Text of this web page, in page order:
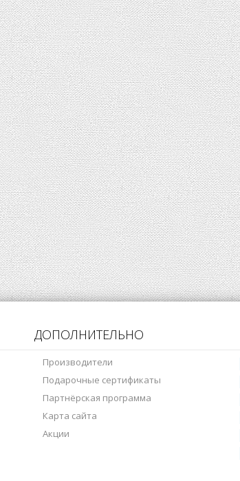
ДОПОЛНИТЕЛЬНО
Производители
Подарочные сертификаты
Партнёрская программа
Карта сайта
Акции